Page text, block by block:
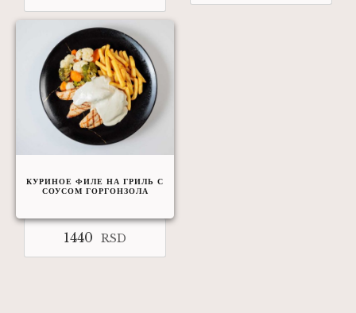
КУРИНОЕ ФИЛЕ НА ГРИЛЬ С
СОУСОМ ГОРГОНЗОЛА
1440 RSD